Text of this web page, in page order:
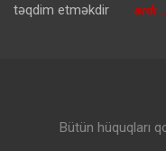
təqdim etməkdir ardı
Bütün hüquqları